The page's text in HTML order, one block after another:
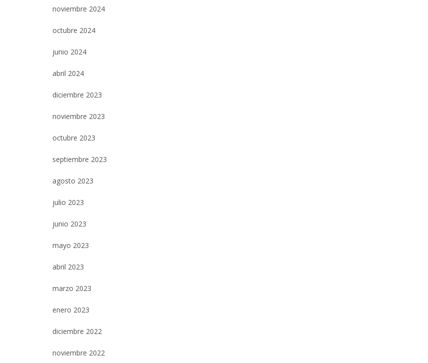
noviembre 2024
octubre 2024
junio 2024
abril 2024
diciembre 2023
noviembre 2023
octubre 2023
septiembre 2023
agosto 2023
julio 2023
junio 2023
mayo 2023
abril 2023
marzo 2023
enero 2023
diciembre 2022
noviembre 2022